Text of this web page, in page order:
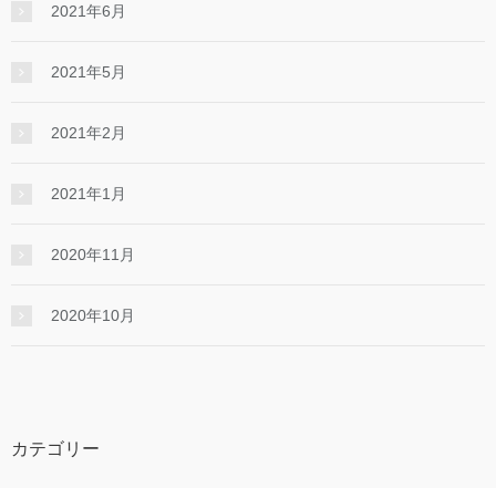
2021年6月
2021年5月
2021年2月
2021年1月
2020年11月
2020年10月
カテゴリー